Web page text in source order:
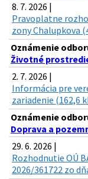
8. 7. 2026 |
Pravoplatne
zony Chalupkova
Oznámenie
Životné
2. 7. 2026 |
Informácia pre
zariadenie (162,6
Oznámenie
Doprava a
29. 6. 2026 |
Rozhodnutie OÚ
2026/361722 zo